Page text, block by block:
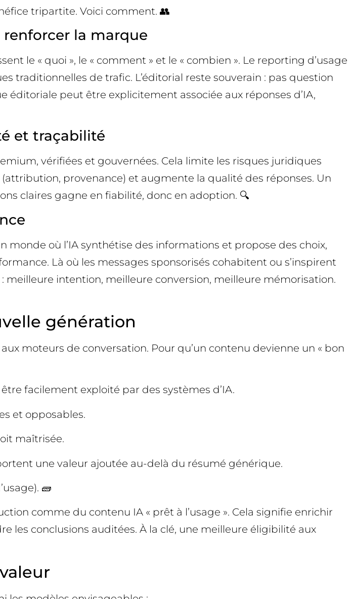
tripartite. Voici comment. 👥
la marque
le « quoi », le « comment » et le « combien ». Le reporting d’usage
traditionnelles de trafic. L’éditorial reste souverain : pas question
éditoriale peut être explicitement associée aux réponses d’IA,
et traçabilité
vérifiées et gouvernées. Cela limite les risques juridiques
provenance) et augmente la qualité des réponses. Un
claires gagne en fiabilité, donc en adoption. 🔍
où l’IA synthétise des informations et propose des choix,
Là où les messages sponsorisés cohabitent ou s’inspirent
meilleure intention, meilleure conversion, meilleure mémorisation.
génération
moteurs de conversation. Pour qu’un contenu devienne un « bon
facilement exploité par des systèmes d’IA.
et opposables.
maîtrisée.
une valeur ajoutée au-delà du résumé générique.
🧱
comme du contenu IA « prêt à l’usage ». Cela signifie enrichir
les conclusions auditées. À la clé, une meilleure éligibilité aux